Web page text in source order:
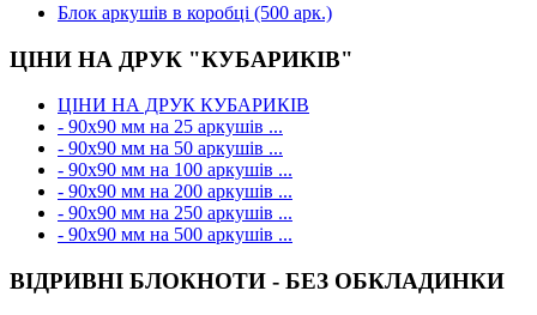
Блок аркушів в коробці (500 арк.)
ЦІНИ НА ДРУК "КУБАРИКІВ"
ЦІНИ НА ДРУК КУБАРИКІВ
- 90х90 мм на 25 аркушів ...
- 90х90 мм на 50 аркушів ...
- 90х90 мм на 100 аркушів ...
- 90х90 мм на 200 аркушів ...
- 90х90 мм на 250 аркушів ...
- 90х90 мм на 500 аркушів ...
ВІДРИВНІ БЛОКНОТИ - БЕЗ ОБКЛАДИНКИ